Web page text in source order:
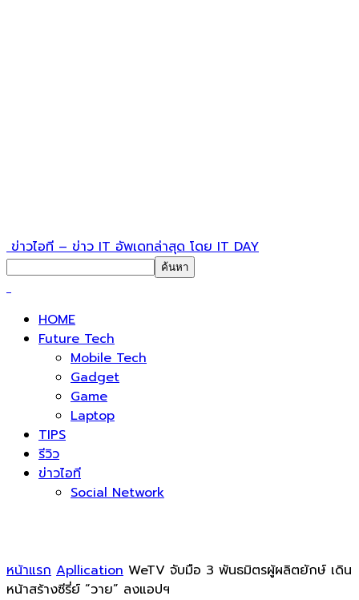
ข่าวไอที – ข่าว IT อัพเดทล่าสุด โดย IT DAY
HOME
Future Tech
Mobile Tech
Gadget
Game
Laptop
TIPS
รีวิว
ข่าวไอที
Social Network
หน้าแรก Apllication WeTV จับมือ 3 พันธมิตรผู้ผลิตยักษ์ เดิน
หน้าสร้างซีรี่ย์ “วาย” ลงแอปฯ